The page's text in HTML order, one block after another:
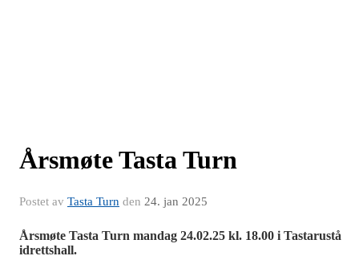
Årsmøte Tasta Turn
Postet av Tasta Turn den 24. jan 2025
Årsmøte Tasta Turn mandag 24.02.25 kl. 18.00 i Tastarustå
idrettshall.